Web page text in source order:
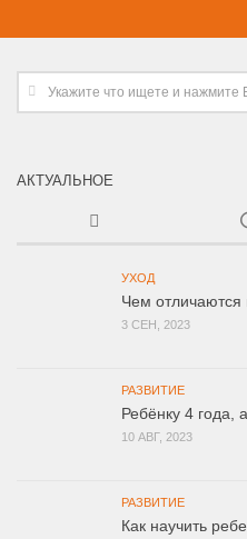
АКТУАЛЬНОЕ
УХОД
Чем отличаются
3 СЕН, 2023
РАЗВИТИЕ
Ребёнку 4 года,
10 АВГ, 2023
РАЗВИТИЕ
Как научить